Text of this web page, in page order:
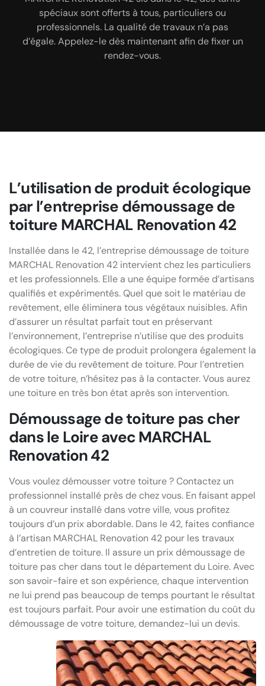
spéciaux sont offerts à tous, particuliers ou
professionnels. La qualité de travaux n’a pas
d’égale. Appelez-le dès maintenant afin de fixer un
rendez-vous.
formation et de son apprentissage renforcé en plus
des années de pratique et des séances régulières
de renforcement de capacité.
qualité de ses prestations. Elle prend soin de ces
matériaux qui sont assez fragiles tout en assurant
le démoussage de tuile.
L’utilisation de produit écologique
par l’entreprise démoussage de
toiture MARCHAL Renovation 42
Installée dans le 42, l’entreprise démoussage de toiture
MARCHAL Renovation 42 intervient chez les particuliers
et les professionnels. Elle a une équipe formée d’artisans
qualifiés et expérimentés. Quel que soit le matériau de
revêtement, elle éliminera tous végétaux nuisibles. Afin
d’assurer un résultat parfait tout en préservant
l’environnement, l’entreprise n’utilise que des produits
écologiques. Ce type de produit prolongera également la
durée de vie du revêtement de toiture. Pour l’entretien
de votre toiture, n’hésitez pas à la contacter. Vous aurez
une toiture en très bon état après son intervention.
Démoussage de toiture pas cher
dans le Loire avec MARCHAL
Renovation 42
Vous voulez démousser votre toiture ? Contactez un
professionnel installé près de chez vous. En faisant appel
à un couvreur installé dans votre ville, vous profitez
toujours d’un prix abordable. Dans le 42, faites confiance
à l’artisan MARCHAL Renovation 42 pour les travaux
d’entretien de toiture. Il assure un prix démoussage de
toiture pas cher dans tout le département du Loire. Avec
son savoir-faire et son expérience, chaque intervention
ne lui prend pas beaucoup de temps pourtant le résultat
est toujours parfait. Pour avoir une estimation du coût du
démoussage de votre toiture, demandez-lui un devis.